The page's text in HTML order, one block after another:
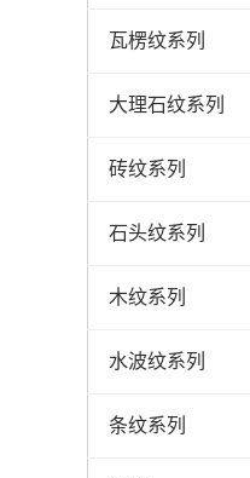
瓦楞纹系列
大理石纹系列
砖纹系列
石头纹系列
木纹系列
水波纹系列
条纹系列